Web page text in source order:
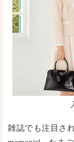
雑誌でも注目さ